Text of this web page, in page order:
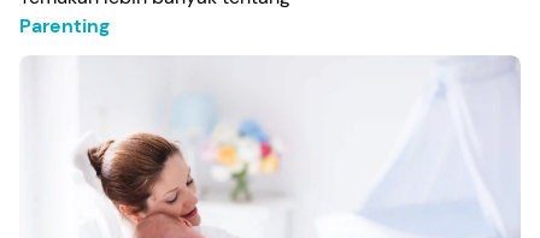
Parenting